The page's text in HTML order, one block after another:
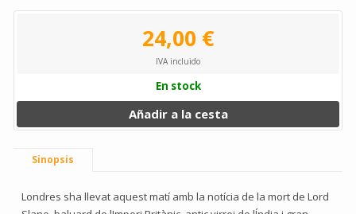
24,00 €
IVA incluido
En stock
Añadir a la cesta
Sinopsis
Londres sha llevat aquest matí amb la notícia de la mort de Lord